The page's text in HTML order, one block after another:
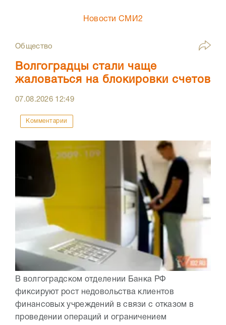
Новости СМИ2
Общество
Волгоградцы стали чаще
жаловаться на блокировки счетов
07.08.2026 12:49
Комментарии
В волгоградском отделении Банка РФ
фиксируют рост недовольства клиентов
финансовых учреждений в связи с отказом в
проведении операций и ограничением